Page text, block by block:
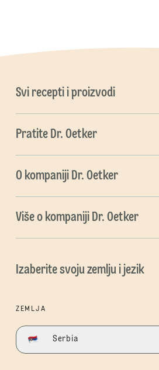
Svi recepti i proizvodi
Pratite Dr. Oetker
O kompaniji Dr. Oetker
Više o kompaniji Dr. Oetker
Izaberite svoju zemlju i jezik
ZEMLJA
Serbia